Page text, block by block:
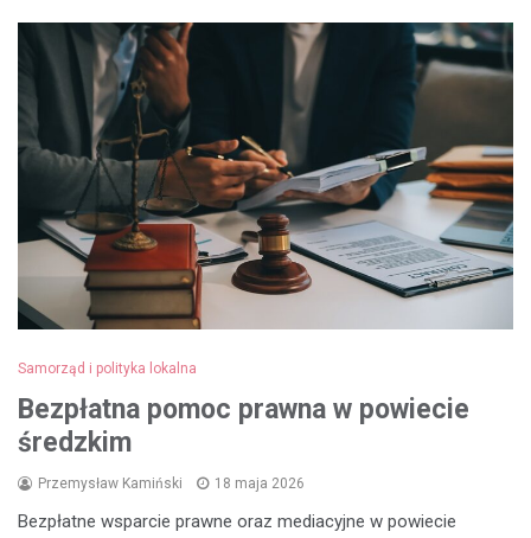
Samorząd i polityka lokalna
Bezpłatna pomoc prawna w powiecie
średzkim
Przemysław Kamiński 18 maja 2026
Bezpłatne wsparcie prawne oraz mediacyjne w powiecie